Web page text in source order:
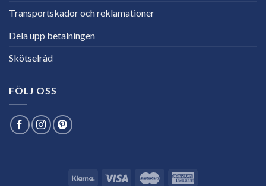
Transportskador och reklamationer
Dela upp betalningen
Skötselråd
FÖLJ OSS